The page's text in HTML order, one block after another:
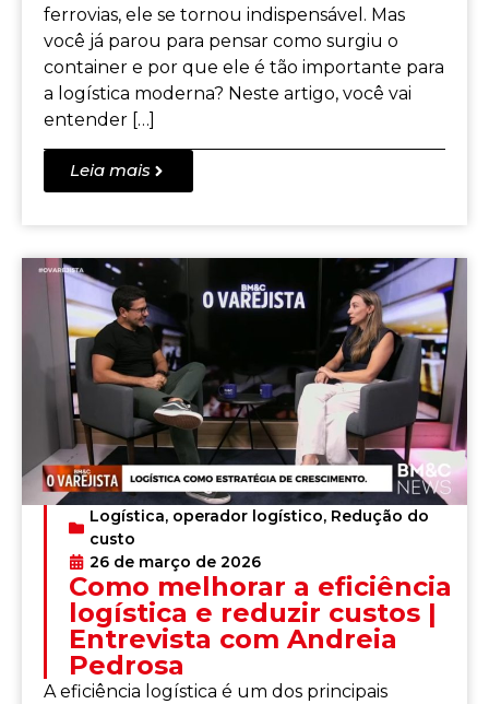
ferrovias, ele se tornou indispensável. Mas
você já parou para pensar como surgiu o
container e por que ele é tão importante para
a logística moderna? Neste artigo, você vai
entender […]
Leia mais
Logística, operador logístico, Redução do
custo
26 de março de 2026
Como melhorar a eficiência
logística e reduzir custos |
Entrevista com Andreia
Pedrosa
A eficiência logística é um dos principais